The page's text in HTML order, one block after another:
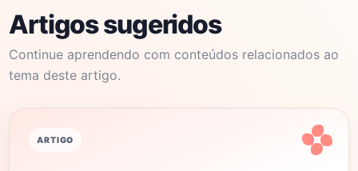
Artigos sugeridos
Continue aprendendo com conteúdos relacionados ao
tema deste artigo.
ARTIGO